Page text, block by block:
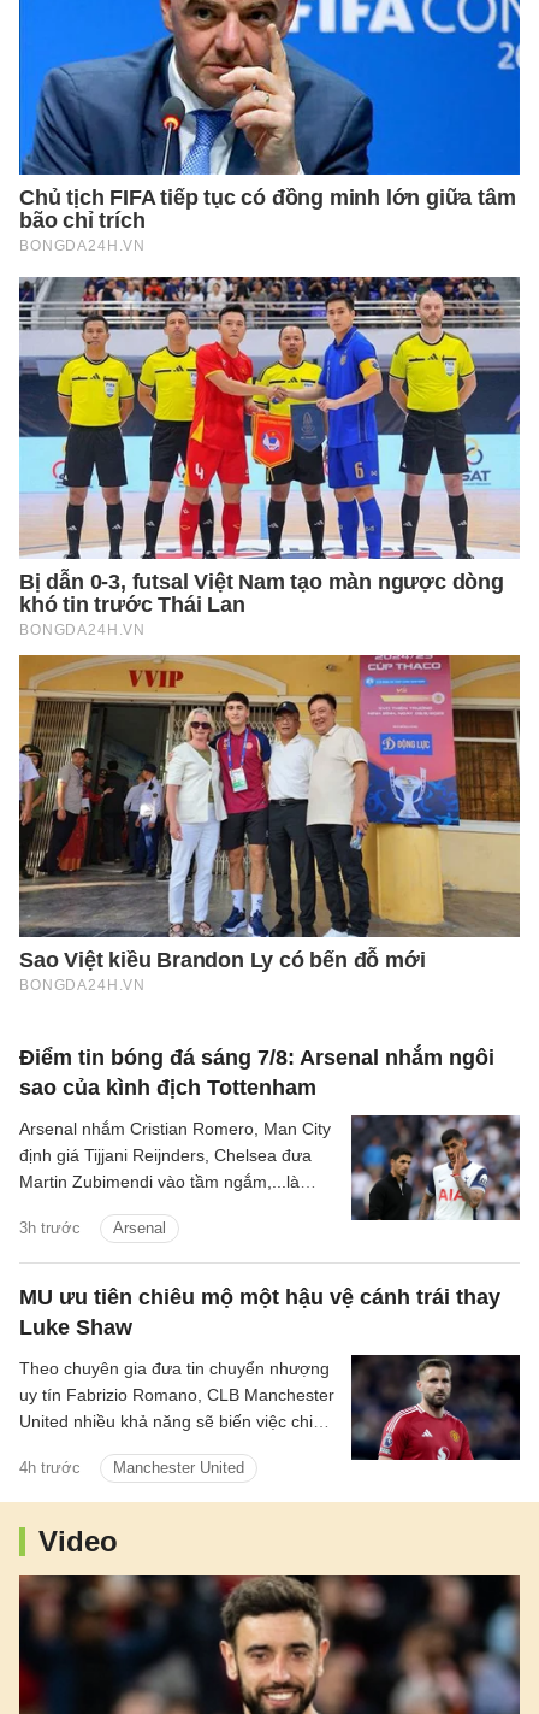
Điểm tin bóng đá sáng 7/8: Arsenal nhắm ngôi
sao của kình địch Tottenham
3h trước Arsenal
Arsenal nhắm Cristian Romero, Man City
định giá Tijjani Reijnders, Chelsea đưa
Martin Zubimendi vào tầm ngắm,...là
tin bóng đá sáng 31/7.
MU ưu tiên chiêu mộ một hậu vệ cánh trái thay
Luke Shaw
4h trước Manchester United
Theo chuyên gia đưa tin chuyển nhượng
uy tín Fabrizio Romano, CLB Manchester
United nhiều khả năng sẽ biến việc chiêu
trọng tâm tiếp theo trên thị trường
chuyển nhượng hè năm nay.
Video